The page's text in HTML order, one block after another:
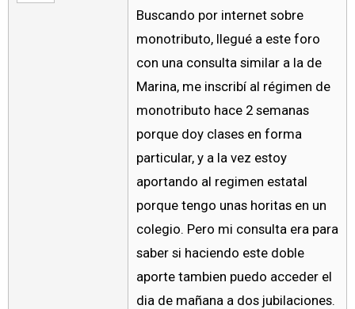
Buscando por internet sobre
monotributo, llegué a este foro
con una consulta similar a la de
Marina, me inscribí al régimen de
monotributo hace 2 semanas
porque doy clases en forma
particular, y a la vez estoy
aportando al regimen estatal
porque tengo unas horitas en un
colegio. Pero mi consulta era para
saber si haciendo este doble
aporte tambien puedo acceder el
dia de mañana a dos jubilaciones.